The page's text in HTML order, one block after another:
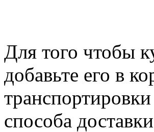
Для того чтобы
добавьте его в
способа